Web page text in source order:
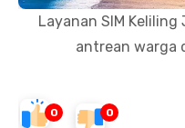
Layanan SIM
antrean warga
0 0